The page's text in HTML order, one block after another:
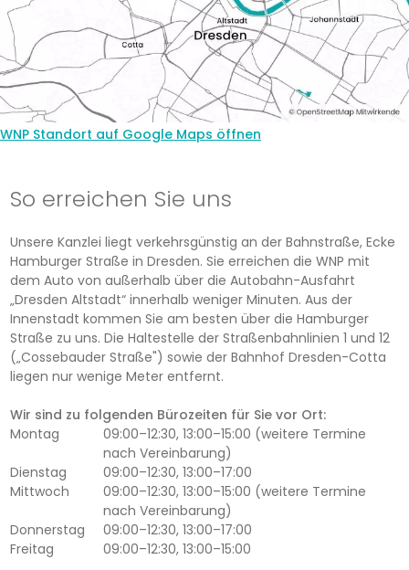
WNP Standort auf Google Maps öffnen
So erreichen Sie uns
Unsere Kanzlei liegt verkehrsgünstig an der Bahnstraße, Ecke
Hamburger Straße in Dresden. Sie erreichen die WNP mit
dem Auto von außerhalb über die Autobahn-Ausfahrt
„Dresden Altstadt“ innerhalb weniger Minuten. Aus der
Innenstadt kommen Sie am besten über die Hamburger
Straße zu uns. Die Haltestelle der Straßenbahnlinien 1 und 12
(„Cossebauder Straße") sowie der Bahnhof Dresden-Cotta
liegen nur wenige Meter entfernt.
Wir sind zu folgenden Bürozeiten für Sie vor Ort:
Montag
09:00–12:30, 13:00–15:00 (weitere Termine
nach Vereinbarung)
Dienstag
09:00–12:30, 13:00–17:00
Mittwoch
09:00–12:30, 13:00–15:00 (weitere Termine
nach Vereinbarung)
Donnerstag
09:00–12:30, 13:00–17:00
Freitag
09:00–12:30, 13:00–15:00